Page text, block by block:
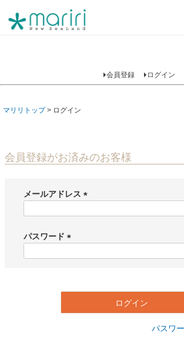
会員登録 ログイン
マリリトップ ログイン
会員登録がお済みのお客様
メールアドレス
)
パスワード
ログイン
パスワ